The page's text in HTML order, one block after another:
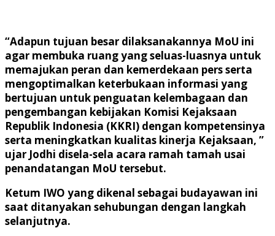
“Adapun tujuan besar dilaksanakannya MoU ini
agar membuka ruang yang seluas-luasnya untuk
memajukan peran dan kemerdekaan pers serta
mengoptimalkan keterbukaan informasi yang
bertujuan untuk penguatan kelembagaan dan
pengembangan kebijakan Komisi Kejaksaan
Republik Indonesia (KKRI) dengan kompetensinya
serta meningkatkan kualitas kinerja Kejaksaan, ”
ujar Jodhi disela-sela acara ramah tamah usai
penandatangan MoU tersebut.
Ketum IWO yang dikenal sebagai budayawan ini
saat ditanyakan sehubungan dengan langkah
selanjutnya.